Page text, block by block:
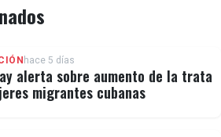
hace 5 días
alerta sobre aumento de la trata
migrantes cubanas